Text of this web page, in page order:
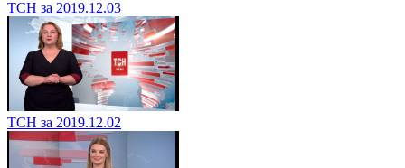
ТСН за 2019.12.03
ТСН за 2019.12.02